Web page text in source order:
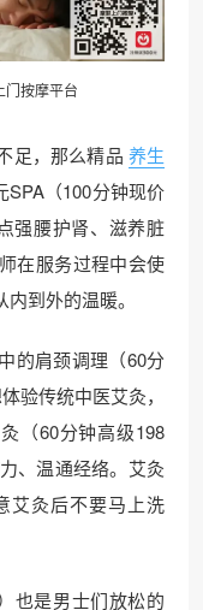
门按摩平台
足，那么精品 养生
SPA（100分钟现价
强腰护肾、滋养脏
在服务过程中会使
到外的温暖。
的肩颈调理（60分
验传统中医艾灸，
（60分钟高级198
、温通经络。艾灸
艾灸后不要马上洗
也是男士们放松的